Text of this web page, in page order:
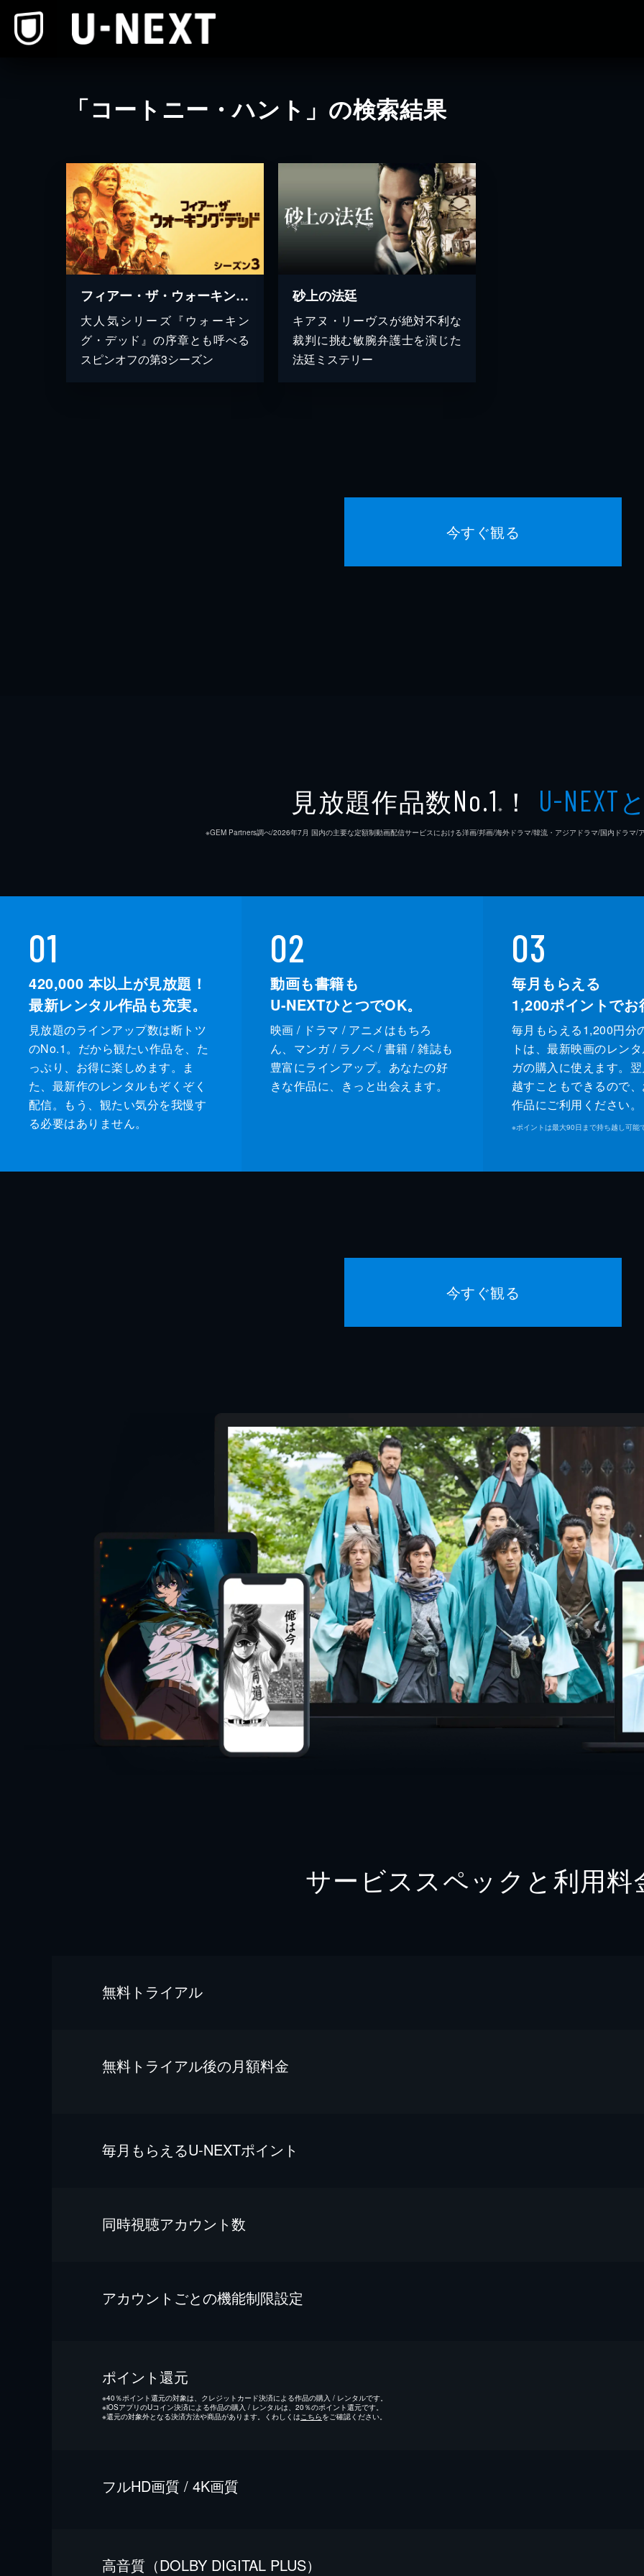
「コートニー・ハント」の検索結果
フィアー・ザ・ウォーキング・デッド シーズン3
大人気シリーズ『ウォーキン
グ・デッド』の序章とも呼べる
スピンオフの第3シーズン
砂上の法廷
キアヌ・リーヴスが絶対不利な
裁判に挑む敏腕弁護士を演じた
法廷ミステリー
今すぐ観る
見放題作品数No.1 ※ ！ U-NEXT
※GEM Partners調べ/2026年7⽉ 国内の主要な定額制動画配信サービスにおける洋画/邦画/海外ドラマ/韓流・アジアドラマ/国内ドラマ/
01
420,000 本以上が見放題！
最新レンタル作品も充実。
見放題のラインアップ数は断トツ
のNo.1。だから観たい作品を、た
っぷり、お得に楽しめます。ま
た、最新作のレンタルもぞくぞく
配信。もう、観たい気分を我慢す
る必要はありません。
02
動画も書籍も
U-NEXTひとつでOK。
映画 / ドラマ / アニメはもちろ
ん、マンガ / ラノベ / 書籍 / 雑誌も
豊富にラインアップ。あなたの好
きな作品に、きっと出会えます。
03
毎月もらえる
1,200ポイントでお
毎月もらえる1,200円分
トは、最新映画のレン
ガの購入に使えます。
越すこともできるので
作品にご利用ください。
※ポイントは最大90日まで持ち越し可能
今すぐ観る
サービススペックと利用料
無料トライアル
無料トライアル後の⽉額料金
毎⽉もらえるU-NEXTポイント
同時視聴アカウント数
アカウントごとの機能制限設定
ポイント還元
※40％ポイント還元の対象は、クレジットカード決済による作品の購入 / レンタルです。
※iOSアプリのUコイン決済による作品の購入 / レンタルは、20％のポイント還元です。
※還元の対象外となる決済方法や商品があります。くわしくは こちらをご確認ください。
フルHD画質 / 4K画質
⾼⾳質（DOLBY DIGITAL PLUS）